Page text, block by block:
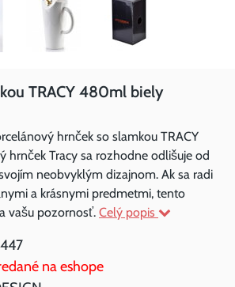
TRACY 480ml biely
hrnček so slamkou TRACY
hrnček Tracy sa rozhodne odlišuje od
neobvyklým dizajnom. Ak sa radi
a krásnymi predmetmi, tento
vašu pozornosť. Celý popis
na eshope